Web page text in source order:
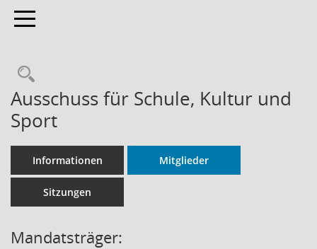
Toggle navigation
Rechercheauswahl
Ausschuss für Schule, Kultur und
Sport
Informationen Mitglieder
Sitzungen
Mandatsträger: